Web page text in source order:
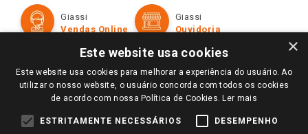
Televendas
Perguntas frequentes
Trabalhe Conosco
Identidade Visual
Formas de Pagamento
Políticas de entrega
Trocas e Devoluções
Giassi
Vendas Online
Giassi
Ouvidoria
Redes Sociais
×
Este website usa cookies
Este website usa cookies para melhorar a experiência do usuário. Ao
utilizar o nosso website, o usuário concorda com todos os cookies
de acordo com nossa Política de Cookies. Ler mais
ESTRITAMENTE NECESSÁRIOS DESEMPENHO